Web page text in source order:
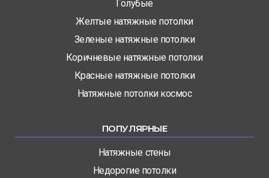
Голубые
Желтые натяжные потолки
Зеленые натяжные потолки
Коричневые натяжные потолки
Красные натяжные потолки
Натяжные потолки космос
ПОПУЛЯРНЫЕ
Натяжные стены
Недорогие потолки